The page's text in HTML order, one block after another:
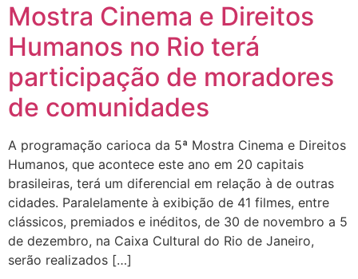
Mostra Cinema e Direitos
Humanos no Rio terá
participação de moradores
de comunidades
A programação carioca da 5ª Mostra Cinema e Direitos
Humanos, que acontece este ano em 20 capitais
brasileiras, terá um diferencial em relação à de outras
cidades. Paralelamente à exibição de 41 filmes, entre
clássicos, premiados e inéditos, de 30 de novembro a 5
de dezembro, na Caixa Cultural do Rio de Janeiro,
serão realizados […]